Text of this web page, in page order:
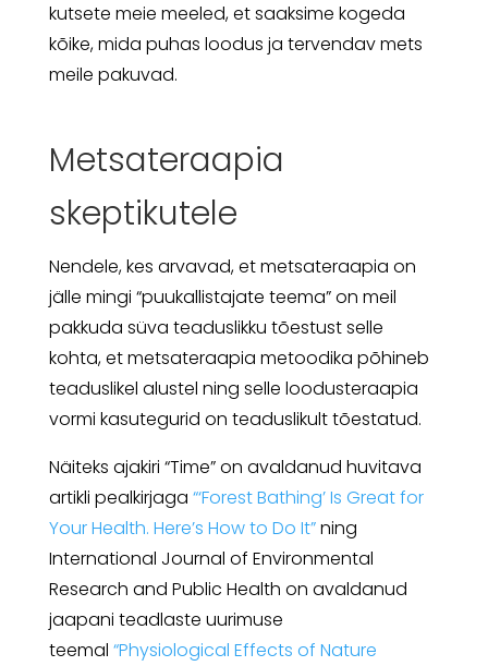
kutsete meie meeled, et saaksime kogeda
kõike, mida puhas loodus ja tervendav mets
meile pakuvad.
Metsateraapia
skeptikutele
Nendele, kes arvavad, et metsateraapia on
jälle mingi “puukallistajate teema” on meil
pakkuda süva teaduslikku tõestust selle
kohta, et metsateraapia metoodika põhineb
teaduslikel alustel ning selle loodusteraapia
vormi kasutegurid on teaduslikult tõestatud.
Näiteks ajakiri “Time” on avaldanud huvitava
artikli pealkirjaga “‘Forest Bathing’ Is Great for
Your Health. Here’s How to Do It”ning
International Journal of Environmental
Research and Public Health on avaldanud
jaapani teadlaste uurimuse
teemal “Physiological Effects of Nature